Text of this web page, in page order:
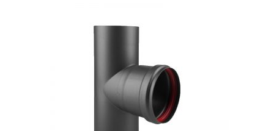
Pogledajte što je novo
u ponudi